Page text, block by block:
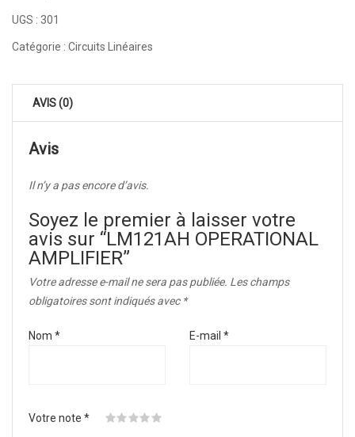
UGS : 301
Catégorie : Circuits Linéaires
AVIS (0)
Avis
Il n’y a pas encore d’avis.
Soyez le premier à laisser votre
avis sur “LM121AH OPERATIONAL
AMPLIFIER”
Votre adresse e-mail ne sera pas publiée. Les champs
obligatoires sont indiqués avec *
Nom * E-mail *
Votre note *